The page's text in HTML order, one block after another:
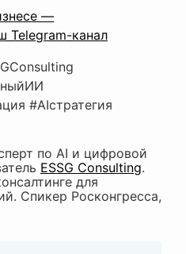
—
Telegram-канал
#AIстратегия
по AI и цифровой
ESSG Consulting.
для
Спикер Росконгресса,